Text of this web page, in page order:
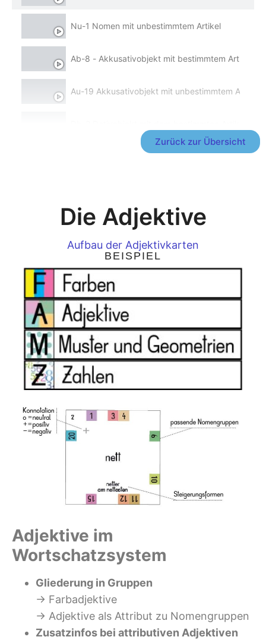
Nu-1 Nomen mit unbestimmtem Artikel
Ab-8 - Akkusativobjekt mit bestimmtem Artikel
Au-19 Akkusativobjekt mit unbestimmtem Artikel
Zurück zur Übersicht
Aufbau der Adjektivkarten
BEISPIEL
Adjektive im
Wortschatzsystem
Gliederung in Gruppen
→ Farbadjektive
→ Adjektive als Attribut zu Nomengruppen
Zusatzinfos bei attributiven Adjektiven
Die Adjektive